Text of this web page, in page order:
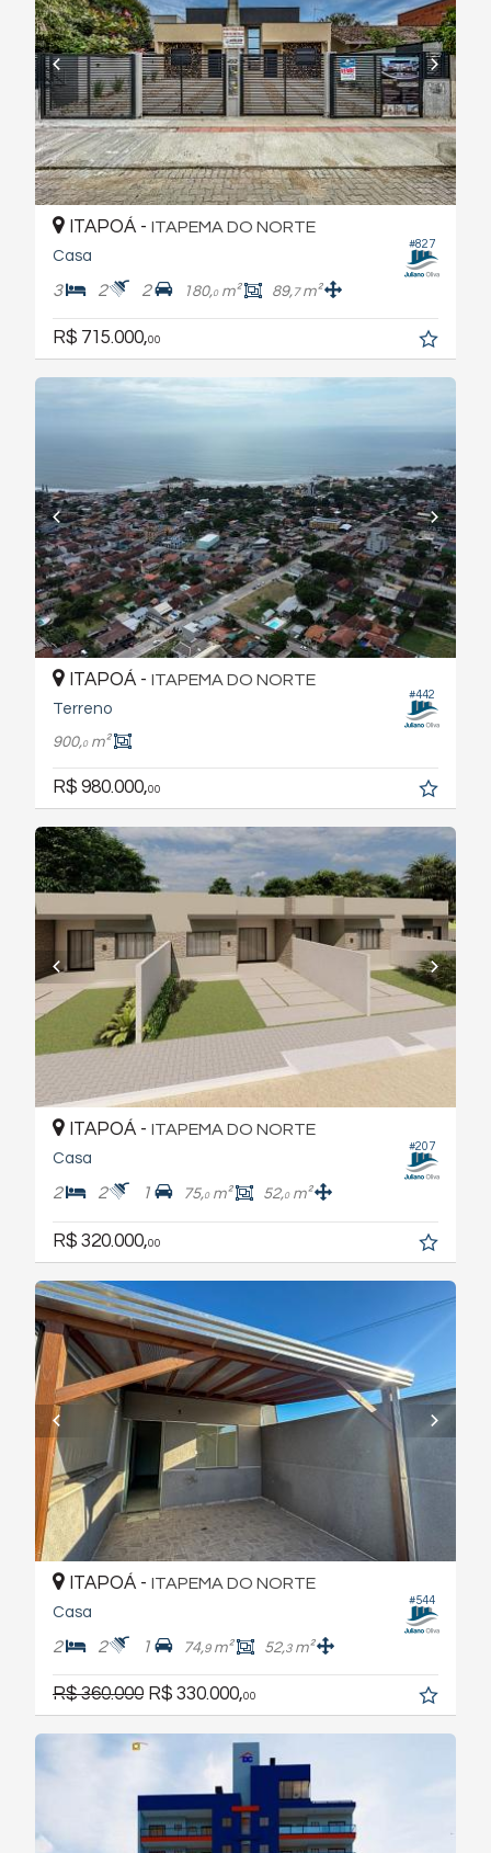
#827
ITAPOÁ - ITAPEMA DO NORTE
Casa
3 2 2 180,0m² 89,7m²
R$ 715.000,00
#442
ITAPOÁ - ITAPEMA DO NORTE
Terreno
900,0m²
R$ 980.000,00
#207
ITAPOÁ - ITAPEMA DO NORTE
Casa
2 2 1 75,0m² 52,0m²
R$ 320.000,00
#544
ITAPOÁ - ITAPEMA DO NORTE
Casa
2 2 1 74,9m² 52,3m²
R$ 360.000 R$ 330.000,00